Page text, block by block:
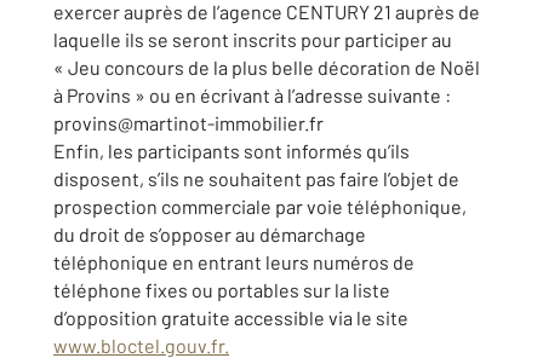
exercer auprès de l’agence CENTURY 21 auprès de
laquelle ils se seront inscrits pour participer au
« Jeu concours de la plus belle décoration de Noël
à Provins » ou en écrivant à l’adresse suivante :
provins@martinot-immobilier.fr
Enfin, les participants sont informés qu’ils
disposent, s’ils ne souhaitent pas faire l’objet de
prospection commerciale par voie téléphonique,
du droit de s’opposer au démarchage
téléphonique en entrant leurs numéros de
téléphone fixes ou portables sur la liste
d’opposition gratuite accessible via le site
www.bloctel.gouv.fr.